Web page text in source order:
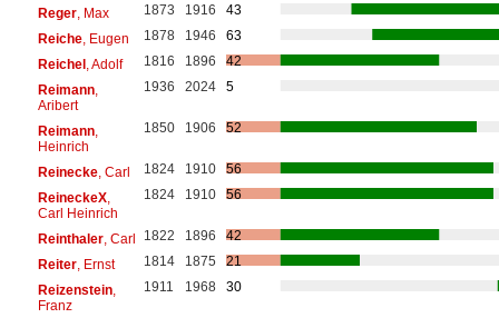
Reger, Max 1873 1916
43
Reiche, Eugen 1878 1946
63
Reichel, Adolf 1816 1896
42
Reimann,
Aribert
1936 2024 5
Reimann,
Heinrich
1850 1906 52
Reinecke, Carl 1824 1910
56
ReineckeX,
Carl Heinrich
1824 1910 56
Reinthaler, Carl 1822 1896
42
Reiter, Ernst 1814 1875
21
Reizenstein,
Franz
1911 1968 30